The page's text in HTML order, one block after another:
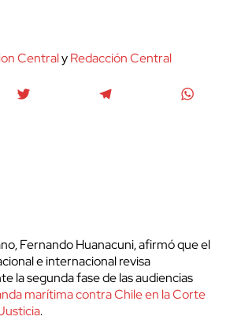
CentralyRedacción Central
Fernando Huanacuni, afirmó que el
e internacional revisa
la segunda fase de las audiencias
marítima contra Chile en la Corte
.